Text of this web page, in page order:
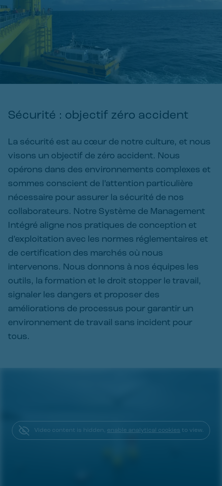
Sécurité : objectif zéro accident
La sécurité est au cœur de notre culture, et nous
visons un objectif de zéro accident. Nous
opérons dans des environnements complexes et
sommes conscient de l’attention particulière
nécessaire pour assurer la sécurité de nos
collaborateurs. Notre Système de Management
Intégré aligne nos pratiques de conception et
d’exploitation avec les normes réglementaires et
de certification des marchés où nous
intervenons. Nous donnons à nos équipes les
outils, la formation et le droit stopper le travail,
signaler les dangers et proposer des
améliorations de processus pour garantir un
environnement de travail sans incident pour
tous.
Video content is hidden, enable analytical cookies to view.